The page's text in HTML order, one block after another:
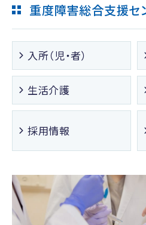
重度障害総合支援セ
入所（児・者）
生活介護
採用情報